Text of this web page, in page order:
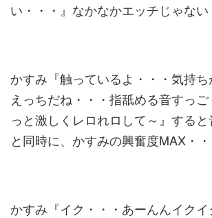
い・・・』なかなかエッチじゃない
かすみ『触っているよ・・・気持ち
えっちだね・・・指舐める音すっ
っと激しくレロれロして～』する
と同時に、かすみの興奮度MAX・・
かすみ『イク・・・あーんんイク